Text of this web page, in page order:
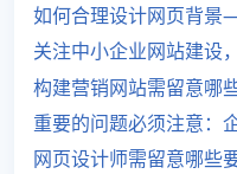
如何合理设计网页背
构建营销网站需留意哪
重要的问题必须注意：
网页设计师需留意哪些